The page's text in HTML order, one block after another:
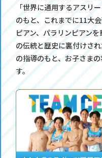
「世界に通用するアスリ
のもと、これまでに11大
ピアン、パラリンピアン
の伝統と歴史に裏付けさ
の指導のもと、お子さま
す。